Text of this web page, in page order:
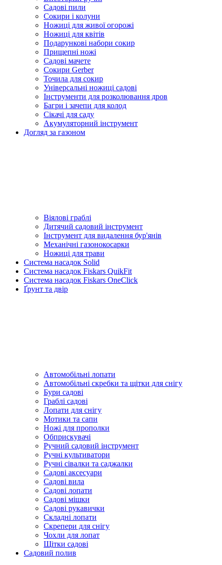
Садові пили
Сокири і колуни
Ножиці для живої огорожі
Ножиці для квітів
Подарункові набори сокир
Прищепні ножі
Садові мачете
Сокири Gerber
Точила для сокир
Універсальні ножиці садові
Інструменти для розколювання дров
Багри і зачепи для колод
Сікачі для саду
Акумуляторний інструмент
Догляд за газоном
Віялові граблі
Дитячий садовий інструмент
Інструмент для видалення бур'янів
Механічні газонокосарки
Ножиці для трави
Система насадок Solid
Система насадок Fiskars QuikFit
Система насадок Fiskars OneClick
Ґрунт та двір
Автомобільні лопати
Автомобільні скребки та щітки для снігу
Бури садові
Граблі садові
Лопати для снігу
Мотики та сапи
Ножі для прополки
Обприскувачі
Ручний садовий інструмент
Ручні культиватори
Ручні сівалки та саджалки
Садові аксесуари
Садові вила
Садові лопати
Садові мішки
Садові рукавички
Складні лопати
Скрепери для снігу
Чохли для лопат
Щітки садові
Садовий полив